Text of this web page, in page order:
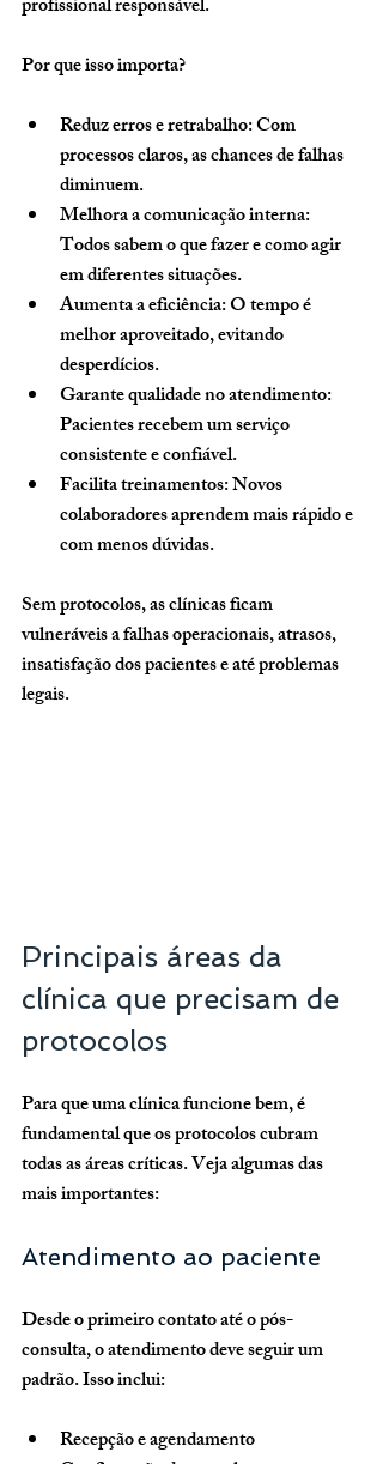
profissional responsável.
Por que isso importa?
Reduz erros e retrabalho: Com
processos claros, as chances de falhas
diminuem.
Melhora a comunicação interna:
Todos sabem o que fazer e como agir
em diferentes situações.
Aumenta a eficiência: O tempo é
melhor aproveitado, evitando
desperdícios.
Garante qualidade no atendimento:
Pacientes recebem um serviço
consistente e confiável.
Facilita treinamentos: Novos
colaboradores aprendem mais rápido e
com menos dúvidas.
Sem protocolos, as clínicas ficam
vulneráveis a falhas operacionais, atrasos,
insatisfação dos pacientes e até problemas
legais.
Principais áreas da
clínica que precisam de
protocolos
Para que uma clínica funcione bem, é
fundamental que os protocolos cubram
todas as áreas críticas. Veja algumas das
mais importantes:
Atendimento ao paciente
Desde o primeiro contato até o pós-
consulta, o atendimento deve seguir um
padrão. Isso inclui:
Recepção e agendamento